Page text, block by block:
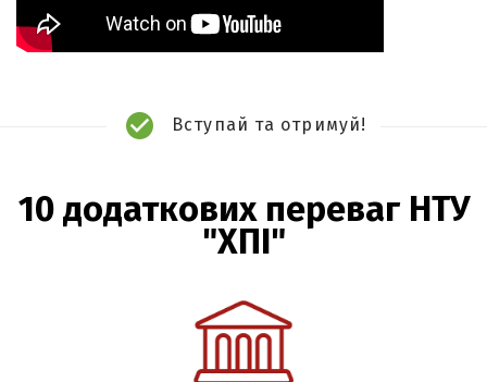
Вступай та отримуй!
10 додаткових переваг НТУ
"ХПІ"